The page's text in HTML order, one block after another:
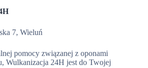
7, Wieluń
pomocy związanej z oponami
Wulkanizacja 24H jest do Twojej